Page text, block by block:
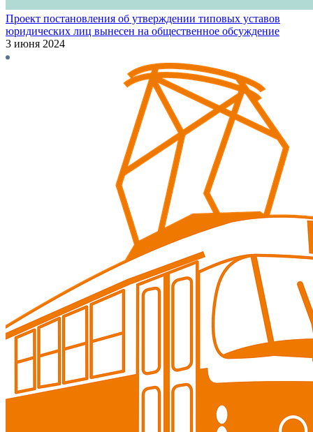
Проект постановления об утверждении типовых уставов
юридических лиц вынесен на общественное обсуждение
3 июня 2024